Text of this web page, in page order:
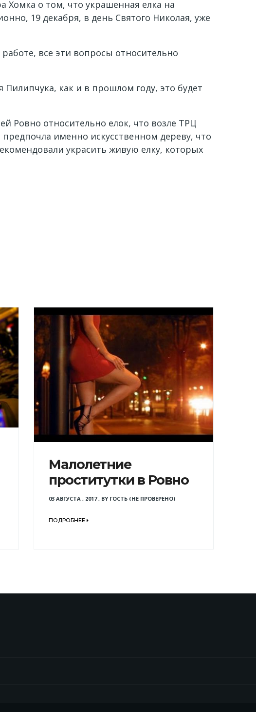
Хомка о том, что украшенная елка на
19 декабря, в день Святого Николая, уже
все эти вопросы относительно
как и в прошлом году, это будет
Ровно относительно елок, что возле ТРЦ
именно искусственном дереву, что
украсить живую елку, которых
Малолетние
проститутки в Ровно
03 АВГУСТА , 2017, BY ГОСТЬ (НЕ ПРОВЕРЕНО)
ПОДРОБНЕЕ